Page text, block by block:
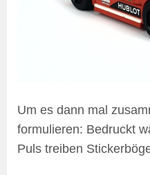
Um es dann mal
formulieren: Bedruckt
Puls treiben